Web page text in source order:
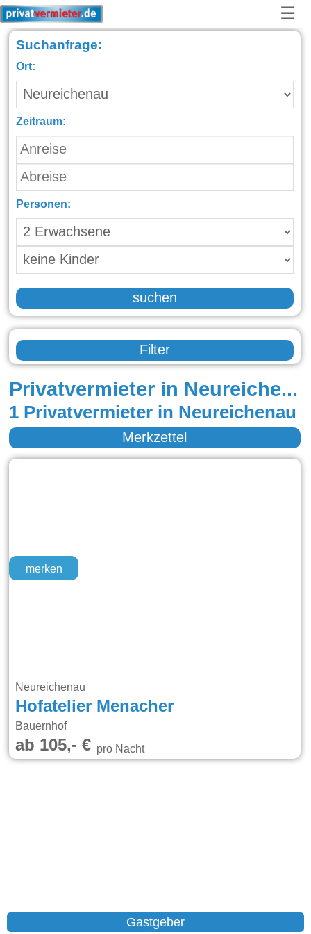
☰
Suchanfrage:
Ort:
Zeitraum:
Personen:
suchen
Filter
Privatvermieter in Neureichenau
1 Privatvermieter in Neureichenau
Merkzettel
merken
Neureichenau
Hofatelier Menacher
Bauernhof
ab 105,- €pro Nacht
Gastgeber